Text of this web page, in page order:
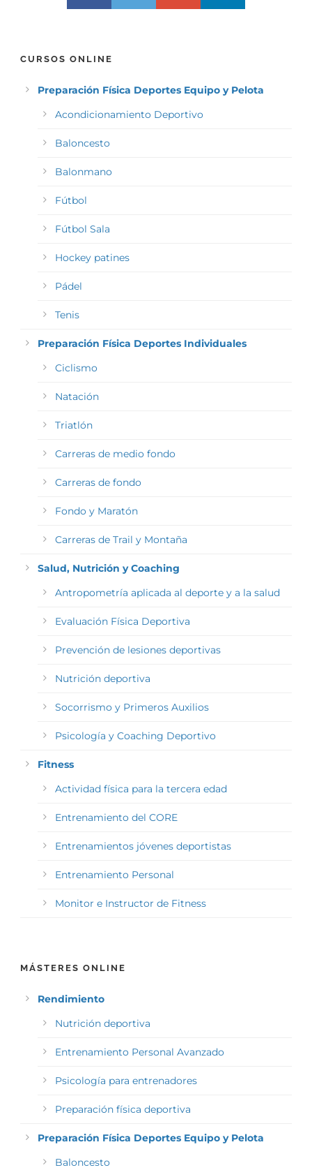
CURSOS ONLINE
Preparación Física Deportes Equipo y Pelota
Acondicionamiento Deportivo
Baloncesto
Balonmano
Fútbol
Fútbol Sala
Hockey patines
Pádel
Tenis
Preparación Física Deportes Individuales
Ciclismo
Natación
Triatlón
Carreras de medio fondo
Carreras de fondo
Fondo y Maratón
Carreras de Trail y Montaña
Salud, Nutrición y Coaching
Antropometría aplicada al deporte y a la salud
Evaluación Física Deportiva
Prevención de lesiones deportivas
Nutrición deportiva
Socorrismo y Primeros Auxilios
Psicología y Coaching Deportivo
Fitness
Actividad física para la tercera edad
Entrenamiento del CORE
Entrenamientos jóvenes deportistas
Entrenamiento Personal
Monitor e Instructor de Fitness
MÁSTERES ONLINE
Rendimiento
Nutrición deportiva
Entrenamiento Personal Avanzado
Psicología para entrenadores
Preparación física deportiva
Preparación Física Deportes Equipo y Pelota
Baloncesto